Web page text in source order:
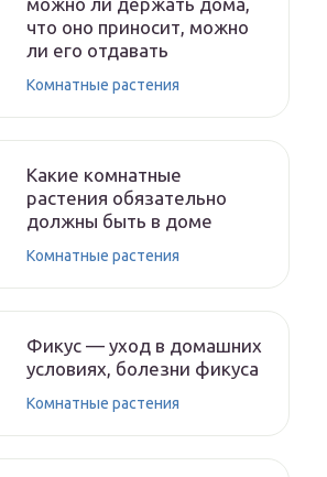
что оно приносит, можно
ли его отдавать
Комнатные растения
Какие комнатные
растения обязательно
должны быть в доме
Комнатные растения
Фикус — уход в домашних
условиях, болезни фикуса
Комнатные растения